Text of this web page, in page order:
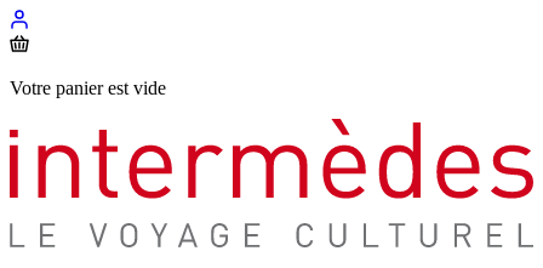
Votre panier est vide